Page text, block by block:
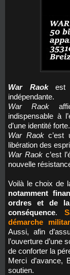
War Raokest
indépendante.
War Raok
indispensable à
d’une identité forte.
War Raokc’est
libération des
War Raok c’est
nouvelle
Voilà le choix de
notamment
ordres et de
conséquence.
démarche
Aussi, afin
l’ouverture d’une
de conforter la
Merci d’avance,
soutien.